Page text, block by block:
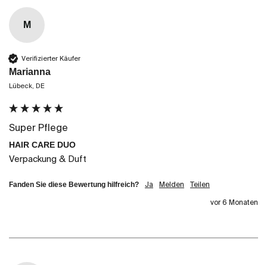
M
Verifizierter Käufer
Marianna
Lübeck, DE
Super Pflege
HAIR CARE DUO
Verpackung & Duft
Fanden Sie diese Bewertung hilfreich? Ja Melden Teilen
vor 6 Monaten